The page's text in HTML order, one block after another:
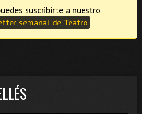
semanal de Teatro